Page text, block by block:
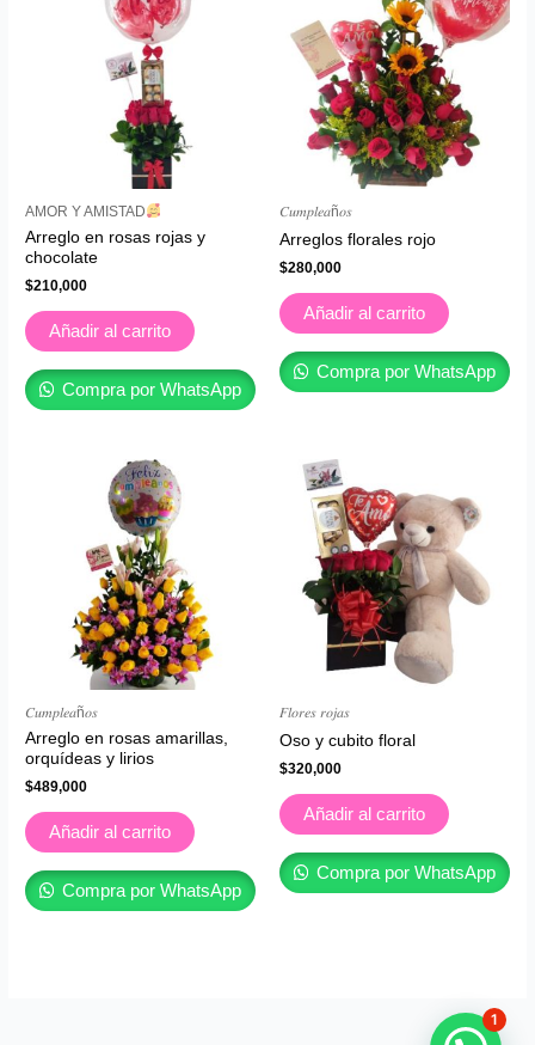
AMOR Y AMISTAD
Arreglo en rosas rojas y
chocolate
$210,000
Añadir al carrito
Compra por WhatsApp
𝐶𝑢𝑚𝑝𝑙𝑒𝑎ñ𝑜𝑠
Arreglos florales rojo
$280,000
Añadir al carrito
Compra por WhatsApp
𝐶𝑢𝑚𝑝𝑙𝑒𝑎ñ𝑜𝑠
Arreglo en rosas amarillas,
orquídeas y lirios
$489,000
Añadir al carrito
Compra por WhatsApp
𝐹𝑙𝑜𝑟𝑒𝑠 𝑟𝑜𝑗𝑎𝑠
Oso y cubito floral
$320,000
Añadir al carrito
Compra por WhatsApp
1